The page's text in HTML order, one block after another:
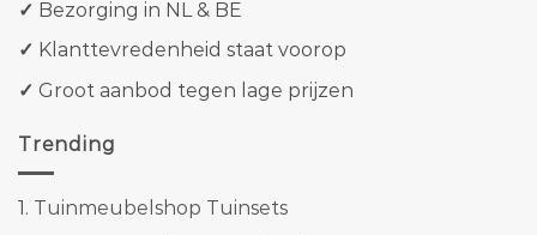
✓ Bezorging in NL & BE
✓ Klanttevredenheid staat voorop
✓ Groot aanbod tegen lage prijzen
Trending
1. Tuinmeubelshop Tuinsets